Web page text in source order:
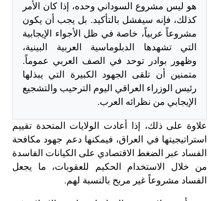
هو ليس مشروع السوداني وحده، إذا كان الأمر
كذلك، فإنه سيفشل بالتأكيد. بل يجب أن يكون
مشروعاً عربياً، خاصة في ظل الأجواء الإيجابية
التي تشهدها الدبلوماسية العربية البينية،
وظهور بوادر توحد في الصف العربي عموماً.
متمنين أن تلقى الجهود الكبيرة التي يبذلها
رئيس الوزراء العراقي اليوم الترحيب والتشجيع
الإيجابي من نظرائه العرب.
علاوة على ذلك، إذا أعادت الولايات المتحدة تقييم
استراتيجيتها في العراق، فيمكنها دعم جهود مكافحة
الفساد عبر الضغط الاقتصادي على الكيانات الفاسدة
من خلال الاستخدام الحكيم للعقوبات، ما يجعل
الفساد مشروعاً غير مربح بالنسبة لهم.